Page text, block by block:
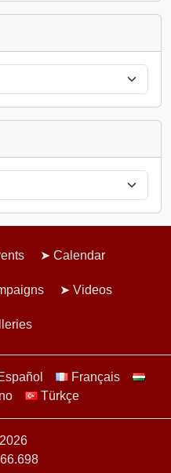
Calendar
Videos
Français
Türkçe